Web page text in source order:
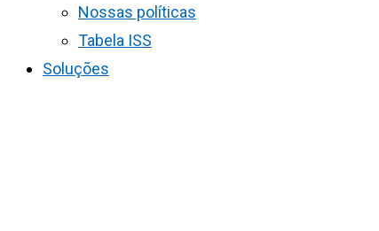
Nossas políticas
Tabela ISS
Soluções